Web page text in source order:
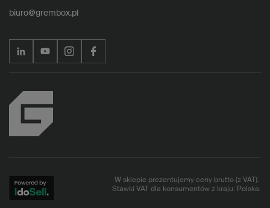
biuro@grembox.pl
W sklepie prezentujemy ceny brutto (z VAT).
Stawki VAT dla konsumentów z kraju: Polska.